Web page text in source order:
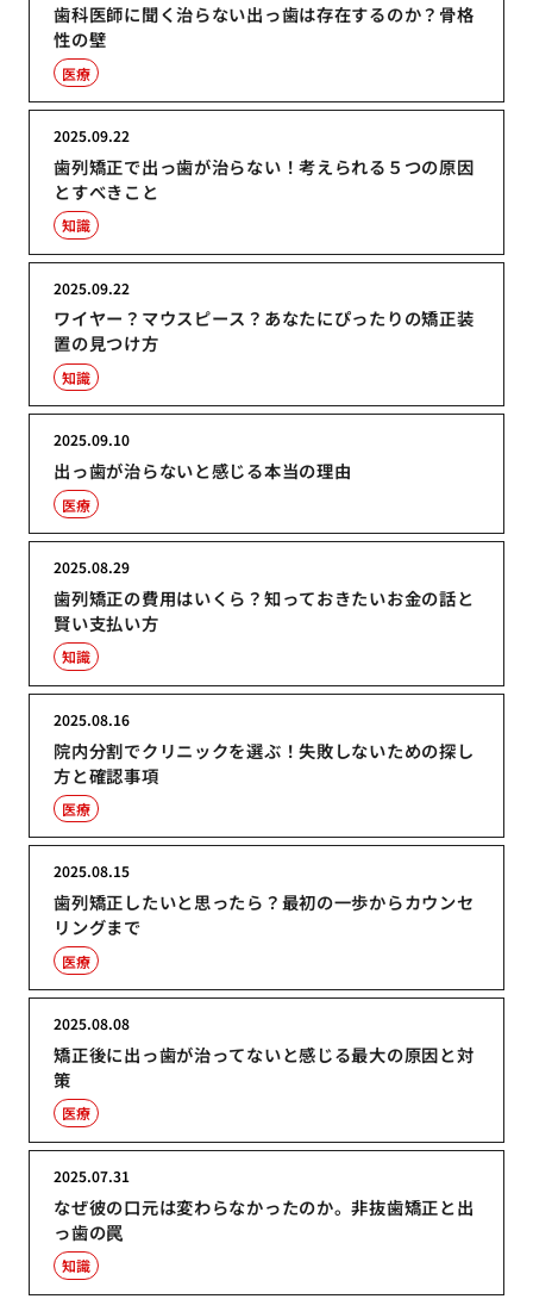
歯科医師に聞く治らない出っ歯は存在するのか？骨格
性の壁
医療
歯列矯正で出っ歯が治らない！考えられる５つの原因
とすべきこと
2025.09.22
知識
ワイヤー？マウスピース？あなたにぴったりの矯正装
置の見つけ方
2025.09.22
知識
出っ歯が治らないと感じる本当の理由
2025.09.10
医療
歯列矯正の費用はいくら？知っておきたいお金の話と
賢い支払い方
2025.08.29
知識
院内分割でクリニックを選ぶ！失敗しないための探し
方と確認事項
2025.08.16
医療
歯列矯正したいと思ったら？最初の一歩からカウンセ
リングまで
2025.08.15
医療
矯正後に出っ歯が治ってないと感じる最大の原因と対
策
2025.08.08
医療
なぜ彼の口元は変わらなかったのか。非抜歯矯正と出
っ歯の罠
2025.07.31
知識